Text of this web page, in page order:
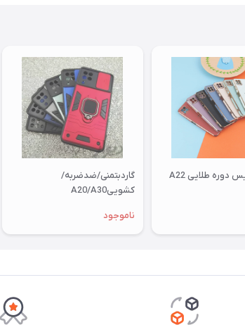
گارد مای کیس دوره طلایی A22
گاردبتمنی/ضدضربه/
کشوییA20/A30
ناموجود